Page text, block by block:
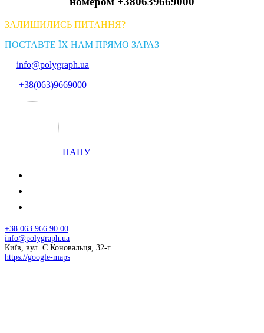
ЗАЛИШИЛИСЬ ПИТАННЯ?
ПОСТАВТЕ ЇХ НАМ ПРЯМО ЗАРАЗ
info@polygraph.ua
+38(063)9669000
НАПУ
+38 063 966 90 00
info@polygraph.ua
Київ, вул. Є.Коновальця, 32-г
https://google-maps